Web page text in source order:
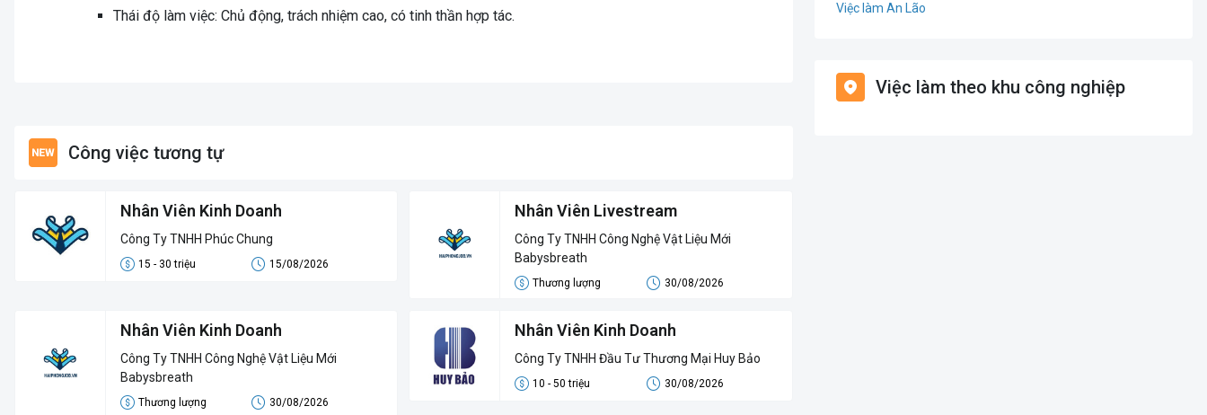
Thái độ làm việc: Chủ động, trách nhiệm cao, có tinh thần hợp tác.
Công việc tương tự
Nhân Viên Kinh Doanh
Công Ty TNHH Phúc Chung
15 - 30 triệu 15/08/2026
Nhân Viên Livestream
Công Ty TNHH Công Nghệ Vật Liệu Mới
Babysbreath
Thương lượng 30/08/2026
Nhân Viên Kinh Doanh
Công Ty TNHH Công Nghệ Vật Liệu Mới
Babysbreath
Thương lượng 30/08/2026
Nhân Viên Kinh Doanh
Công Ty TNHH Đầu Tư Thương Mại Huy Bảo
10 - 50 triệu 30/08/2026
Văn Phòng
Việc làm An Lão
Việc làm Cát Hải
Việc làm theo khu công nghiệp